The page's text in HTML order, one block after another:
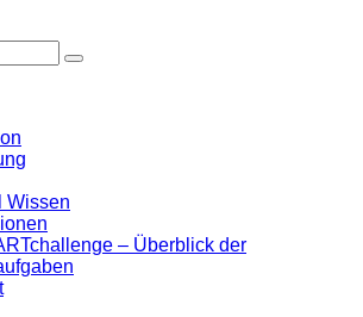
Wissen
– Überblick der